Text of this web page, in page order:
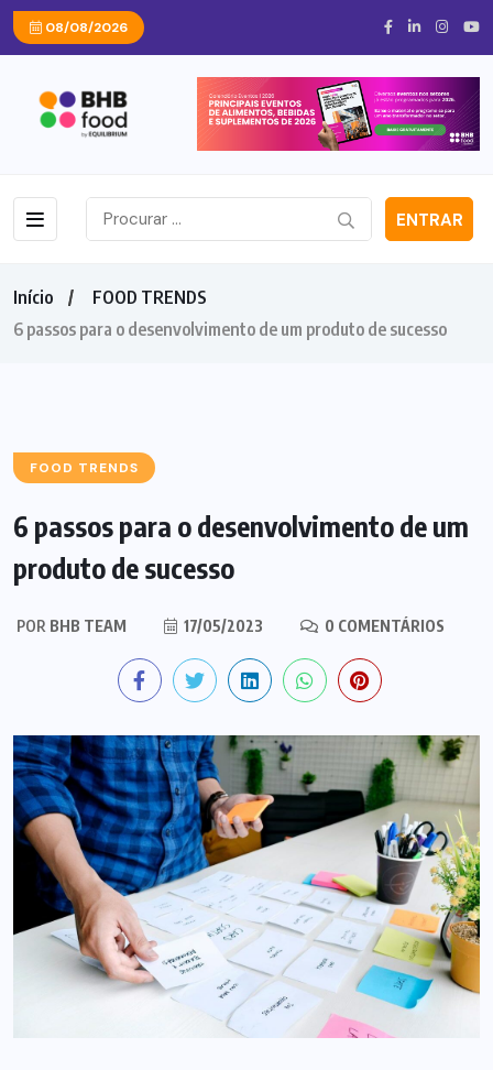
08/08/2026
ENTRAR
Início
FOOD TRENDS
6 passos para o desenvolvimento de um produto de sucesso
FOOD TRENDS
6 passos para o desenvolvimento de um
produto de sucesso
POR BHB TEAM 17/05/2023 0 COMENTÁRIOS